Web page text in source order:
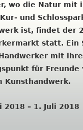
wo die Natur mit
und
ist, findet der
statt. Ein
mit
für Freunde
Kunsthandwerk.
2018 – 1. Juli 2018